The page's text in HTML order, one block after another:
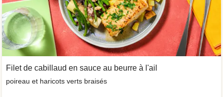
Filet de cabillaud en sauce au beurre à l'ail
poireau et haricots verts braisés